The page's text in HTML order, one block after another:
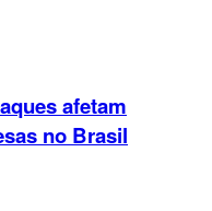
afetam
no Brasil